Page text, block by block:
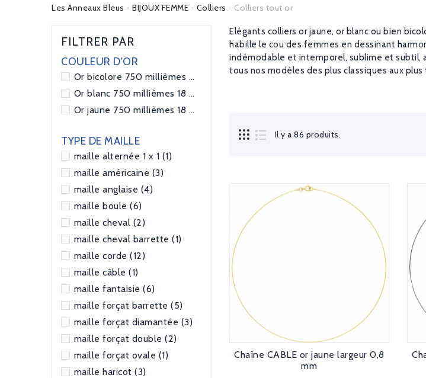
Les Anneaux Bleus BIJOUX FEMME Colliers Colliers tout or
FILTRER PAR
COULEUR D'OR
Or bicolore 750 millièmes 18 carats
(8)
Or blanc 750 millièmes 18 carats
Or jaune 750 millièmes 18 carats
TYPE DE MAILLE
maille alternée 1 x 1 (1)
maille américaine (3)
maille anglaise (4)
maille boule (6)
maille cheval (2)
maille cheval barrette (1)
maille corde (12)
maille câble (1)
maille fantaisie (6)
maille forçat barrette (5)
maille forçat diamantée (3)
maille forçat double (2)
maille forçat ovale (1)
maille haricot (3)
Elégants colliers or jaune, or blanc ou bien
habille le cou des femmes en dessinant
indémodable et intemporel, sublime et subtil,
tous nos modèles des plus classiques aux
Il y a 86 produits.
Chaîne CABLE or jaune largeur 0,8
mm